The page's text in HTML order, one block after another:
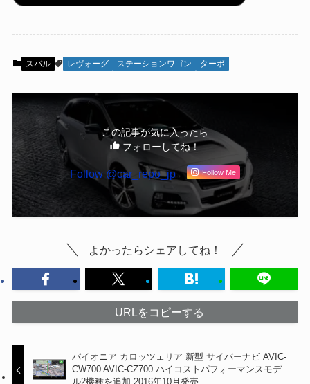
スバル レヴォーグ ステーションワゴン ターボ
この記事が気に入ったら
フォローしてね！
Follow @car_repo_jp Follow Me
よかったらシェアしてね！
URLをコピーする
パイオニア カロッツェリア 新型 サイバーナビ AVIC-
CW700 AVIC-CZ700 ハイコストパフォーマンスモデ
ル2機種を追加 2016年10月発売